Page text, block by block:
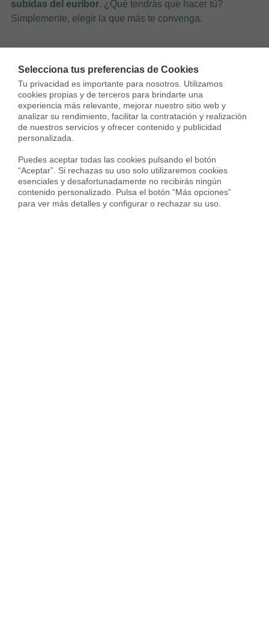
subidas del euríbor. ¿Qué tendrás que hacer tú?
Simplemente, elegir la que más te convenga.
Encuentra la mejor
hipoteca posible para ti
Ir de banco en banco es del
pasado
Selecciona tus preferencias de Cookies
Tu privacidad es importante para nosotros. Utilizamos
cookies propias y de terceros para brindarte una
experiencia más relevante, mejorar nuestro sitio web y
analizar su rendimiento, facilitar la contratación y realización
de nuestros servicios y ofrecer contenido y publicidad
personalizada.
Puedes aceptar todas las cookies pulsando el botón
“Aceptar”. Si rechazas su uso solo utilizaremos cookies
esenciales y desafortunadamente no recibirás ningún
contenido personalizado. Pulsa el botón “Más opciones”
para ver más detalles y configurar o rechazar su uso.